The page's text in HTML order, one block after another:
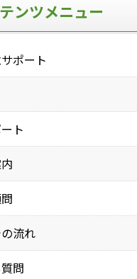
ンツメニュー
ポート
ト
流れ
問